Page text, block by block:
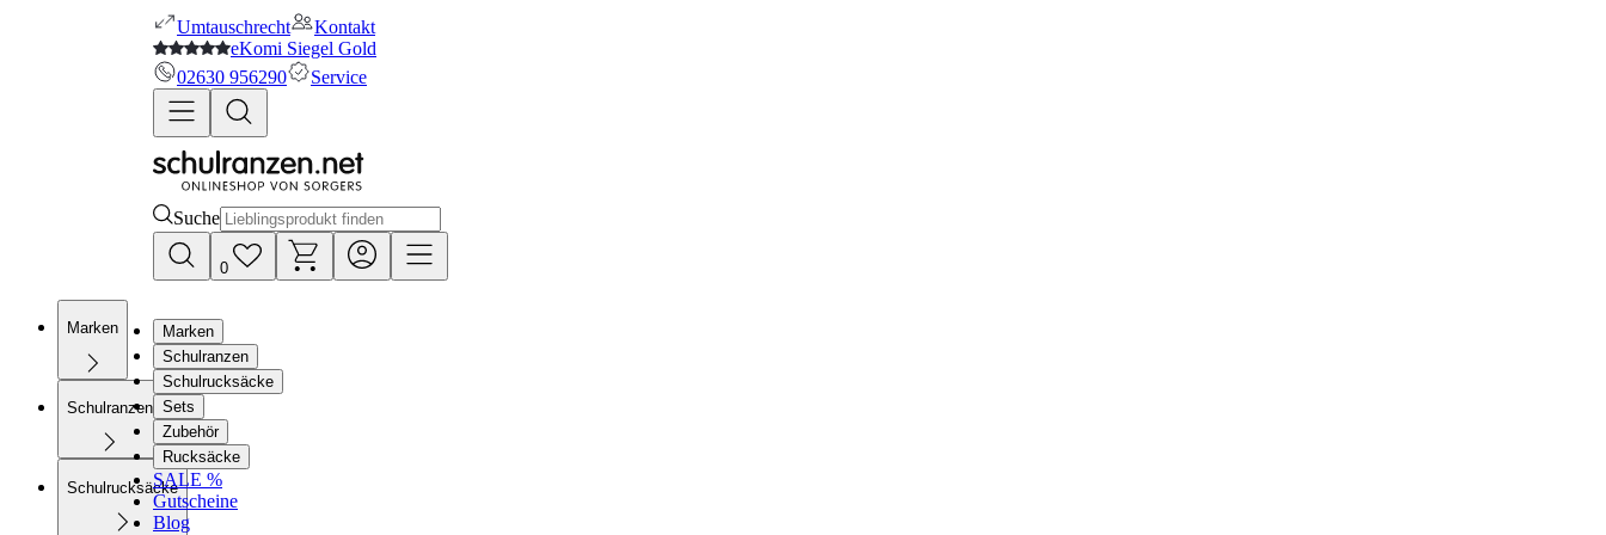
Umtauschrecht
Kontakt
eKomi Siegel Gold
02630 956290
Service
Suche
0
Marken
Schulranzen
Schulrucksäcke
Marken
Schulranzen
Schulrucksäcke
Sets
Zubehör
Rucksäcke
SALE %
Gutscheine
Blog